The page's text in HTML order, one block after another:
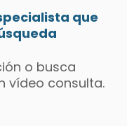
que
o busca
vídeo consulta.